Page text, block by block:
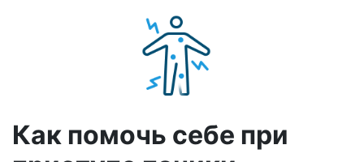
Как помочь себе при